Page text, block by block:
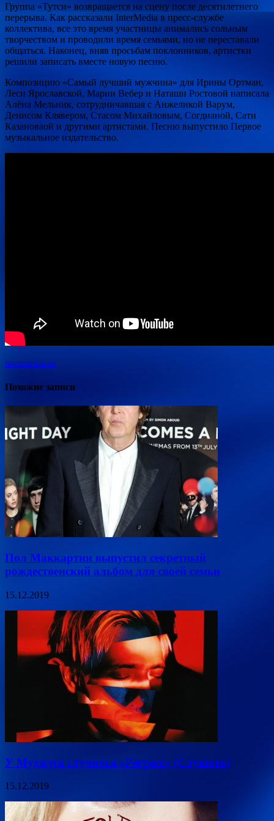
Группа «Тутси» возвращается на сцену после десятилетнего
перерыва. Как рассказали InterMedia в пресс-службе
коллектива, все это время участницы анимались сольным
творчеством и проводили время семьями, но не переставали
общаться. Наконец, вняв просьбам поклонников, артистки
решили записать вместе новую песню.
Композицию «Самый лучший мужчина» для Ирины Ортман,
Леси Ярославской, Марии Вебер и Наташи Ростовой написала
Алёна Мельник, сотрудничавшая с Анжеликой Варум,
Денисом Клявером, Стасом Михайловым, Согдианой, Сати
Казановаой и другими артистами. Песню выпустило Первое
музыкальное издательство.
intermedia.ru
Похожие записи
Пол Маккартни выпустил секретный
рождественский альбом для своей семьи
15.12.2019
У Муджуса случился «Регресс» (Слушать)
15.12.2019